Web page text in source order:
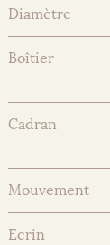
Diamètre
Boîtier
Cadran
Mouvement
Ecrin